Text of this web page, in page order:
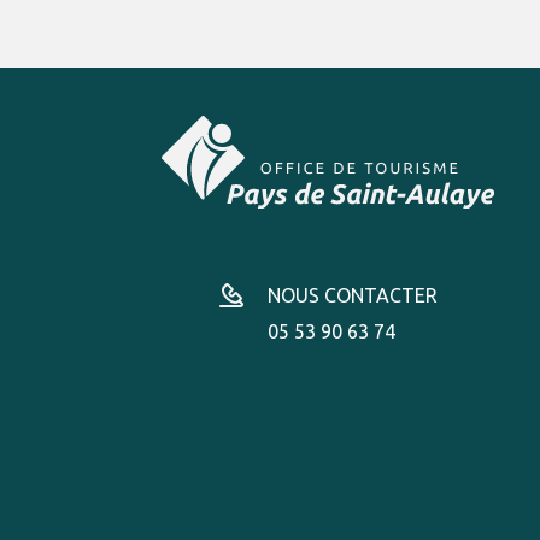
NOUS CONTACTER
05 53 90 63 74